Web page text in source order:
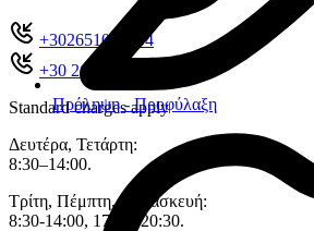
Πρόληψη - Προφύλαξη
+302651022104
+30 26510 71321
Standard charges apply
Δευτέρα, Τετάρτη:
8:30–14:00.
Τρίτη, Πέμπτη, Παρασκευή:
8:30-14:00, 17:30–20:30.